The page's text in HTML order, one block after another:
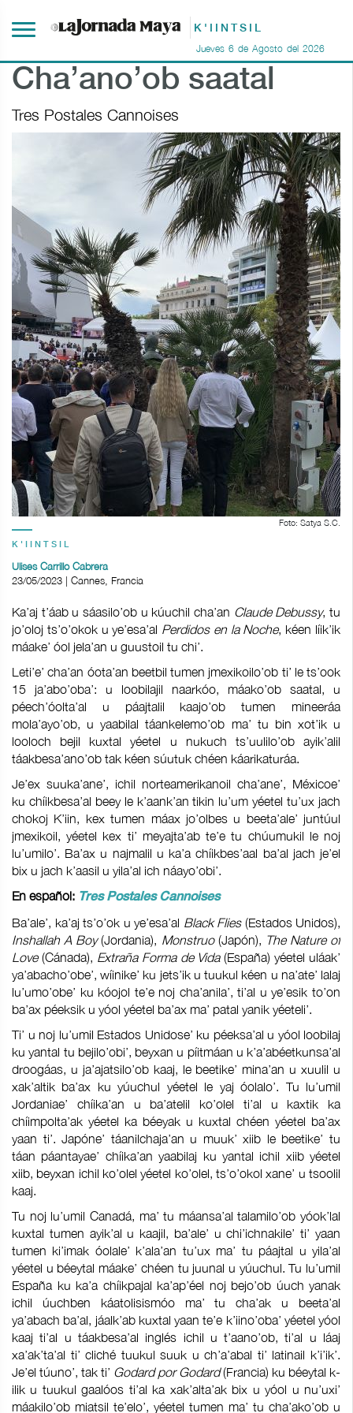
K'IINTSIL
Jueves 6 de Agosto del 2026
Cha’ano’ob saatal
Tres Postales Cannoises
Foto: Satya S.C.
K'IINTSIL
Ulises Carrillo Cabrera
23/05/2023 | Cannes, Francia
Ka’aj t’áab u sáasilo’ob u kúuchil cha’an Claude Debussy, tu
jo’oloj ts’o’okok u ye’esa’al Perdidos en la Noche, kéen líik’ik
máake’ óol jela’an u guustoil tu chi’.
Leti’e’ cha’an óota’an beetbil tumen jmexikoilo’ob ti’ le ts’ook
15 ja’abo’oba’: u loobilajil naarkóo, máako’ob saatal, u
péech’óolta’al u páajtalil kaajo’ob tumen mineeráa
mola’ayo’ob, u yaabilal táankelemo’ob ma’ tu bin xot’ik u
looloch bejil kuxtal yéetel u nukuch ts’uulilo’ob ayik’alil
táakbesa’ano’ob tak kéen súutuk chéen káarikaturáa.
Je’ex suuka’ane’, ichil norteamerikanoil cha’ane’, Méxicoe’
ku chíikbesa’al beey le k’aank’an tikin lu’um yéetel tu’ux jach
chokoj K’iin, kex tumen máax jo’olbes u beeta’ale’ juntúul
jmexikoil, yéetel kex ti’ meyajta’ab te’e tu chúumukil le noj
lu’umilo’. Ba’ax u najmalil u ka’a chíikbes’aal ba’al jach je’el
bix u jach k’aasil u yila’al ich náayo’obi’.
En español: Tres Postales Cannoises
Ba’ale’, ka’aj ts’o’ok u ye’esa’al Black Flies(Estados Unidos),
Inshallah A Boy(Jordania), Monstruo(Japón), The Nature of
Love(Cánada), Extraña Forma de Vida(España) yéetel uláak’
ya’abacho’obe’, wíinike’ ku jets’ik u tuukul kéen u na’ate’ lalaj
lu’umo’obe’ ku kóojol te’e noj cha’anila’, ti’al u ye’esik to’on
ba’ax péeksik u yóol yéetel ba’ax ma’ patal yanik yéeteli’.
Ti’ u noj lu’umil Estados Unidose’ ku péeksa’al u yóol loobilaj
ku yantal tu bejilo’obi’, beyxan u píitmáan u k’a’abéetkunsa’al
droogáas, u ja’ajatsilo’ob kaaj, le beetike’ mina’an u xuulil u
xak’altik ba’ax ku yúuchul yéetel le yaj óolalo’. Tu lu’umil
Jordaniae’ chíika’an u ba’atelil ko’olel ti’al u kaxtik ka
chíimpolta’ak yéetel ka béeyak u kuxtal chéen yéetel ba’ax
yaan ti’. Japóne’ táanilchaja’an u muuk’ xiib le beetike’ tu
táan páantayae’ chíika’an yaabilaj ku yantal ichil xiib yéetel
xiib, beyxan ichil ko’olel yéetel ko’olel, ts’o’okol xane’ u tsoolil
kaaj.
Tu noj lu’umil Canadá, ma’ tu máansa’al talamilo’ob yóok’lal
kuxtal tumen ayik’al u kaajil, ba’ale’ u chi’ichnakile’ ti’ yaan
tumen ki’imak óolale’ k’ala’an tu’ux ma’ tu páajtal u yila’al
yéetel u béeytal máake’ chéen tu juunal u yúuchul. Tu lu’umil
España ku ka’a chíikpajal ka’ap’éel noj bejo’ob úuch yanak
ichil úuchben káatolisismóo ma’ tu cha’ak u beeta’al
ya’abach ba’al, jáalk’ab kuxtal yaan te’e k’iino’oba’ yéetel yóol
kaaj ti’al u táakbesa’al inglés ichil u t’aano’ob, ti’al u láaj
xa’ak’ta’al ti’ cliché tuukul suuk u ch’a’abal ti’ latinail k’i’ik’.
Je’el túuno’, tak ti’ Godard por Godard(Francia) ku béeytal k-
ilik u tuukul gaalóos ti’al ka xak’alta’ak bix u yóol u nu’uxi’
máakilo’ob miatsil te’elo’, yéetel tumen ma’ tu cha’ako’ob u